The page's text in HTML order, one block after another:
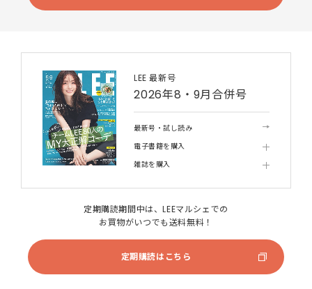
LEE 最新号
2026年8・9月合併号
最新号・試し読み
電子書籍を購入
雑誌を購入
定期購読期間中は、LEEマルシェでの
お買物がいつでも送料無料！
定期購読はこちら